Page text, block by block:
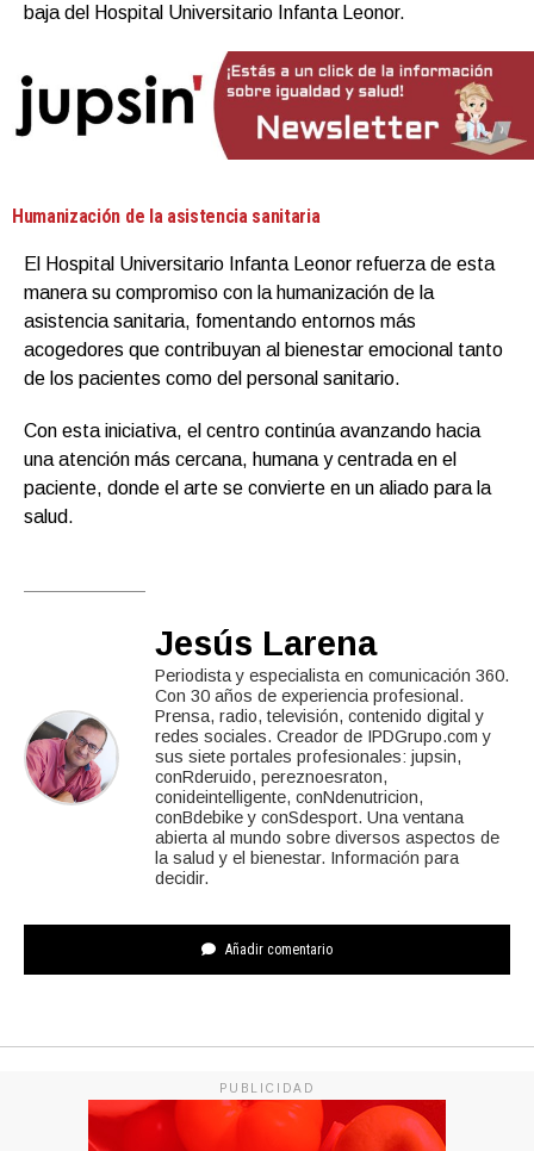
baja del Hospital Universitario Infanta Leonor.
Humanización de la asistencia sanitaria
El Hospital Universitario Infanta Leonor refuerza de esta
manera su compromiso con la humanización de la
asistencia sanitaria, fomentando entornos más
acogedores que contribuyan al bienestar emocional tanto
de los pacientes como del personal sanitario.
Con esta iniciativa, el centro continúa avanzando hacia
una atención más cercana, humana y centrada en el
paciente, donde el arte se convierte en un aliado para la
salud.
Jesús Larena
Periodista y especialista en comunicación 360.
Con 30 años de experiencia profesional.
Prensa, radio, televisión, contenido digital y
redes sociales. Creador de IPDGrupo.com y
sus siete portales profesionales: jupsin,
conRderuido, pereznoesraton,
conideintelligente, conNdenutricion,
conBdebike y conSdesport. Una ventana
abierta al mundo sobre diversos aspectos de
la salud y el bienestar. Información para
decidir.
Añadir comentario
PUBLICIDAD